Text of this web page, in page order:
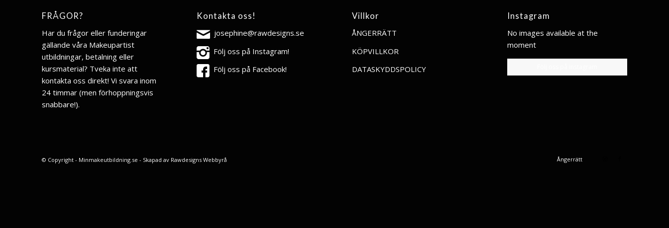
FRÅGOR?
Har du frågor eller funderingar
gällande våra Makeupartist
utbildningar, betalning eller
kursmaterial? Tveka inte att
kontakta oss direkt! Vi svara inom
24 timmar (men förhoppningsvis
snabbare!).
Kontakta oss!
josephine@rawdesigns.se
Följ oss på Instagram!
Följ oss på Facebook!
Villkor
ÅNGERRÄTT
KÖPVILLKOR
DATASKYDDSPOLICY
Instagram
No images available at the
moment
© Copyright - Minmakeutbildning.se - Skapad av Rawdesigns Webbyrå Ångerrätt